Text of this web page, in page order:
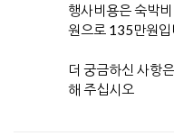
행사비용은 숙박
원으로 135만원입
더 궁금하신 사항
해 주십시오